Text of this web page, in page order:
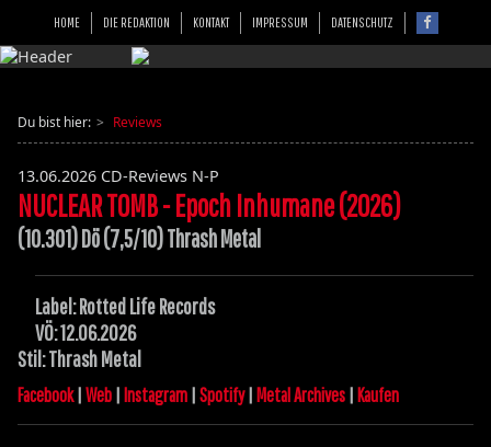
HOME DIE REDAKTION KONTAKT IMPRESSUM DATENSCHUTZ
Du bist hier: Reviews
13.06.2026 CD-Reviews N-P
NUCLEAR TOMB - Epoch Inhumane (2026)
(10.301) Dö (7,5/10) Thrash Metal
Label: Rotted Life Records
VÖ: 12.06.2026
Stil: Thrash Metal
Facebook|Web | Instagram |Spotify| Metal Archives | Kaufen